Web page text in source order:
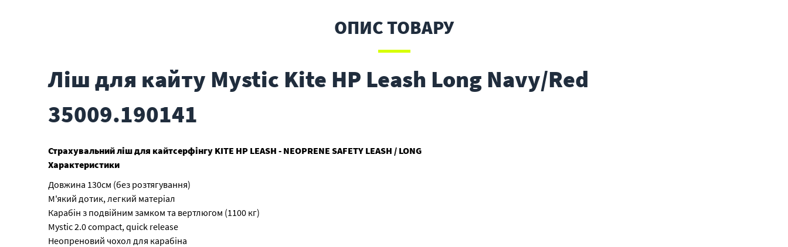
ОПИС ТОВАРУ
Ліш для кайту Mystic Kite HP Leash Long Navy/Red
35009.190141
Страхувальний ліш для кайтсерфінгу KITE HP LEASH - NEOPRENE SAFETY LEASH / LONG
Характеристики
Довжина 130см (без розтягування)
М'який дотик, легкий матеріал
Карабін з подвійним замком та вертлюгом (1100 кг)
Mystic 2.0 compact, quick release
Неопреновий чохол для карабіна